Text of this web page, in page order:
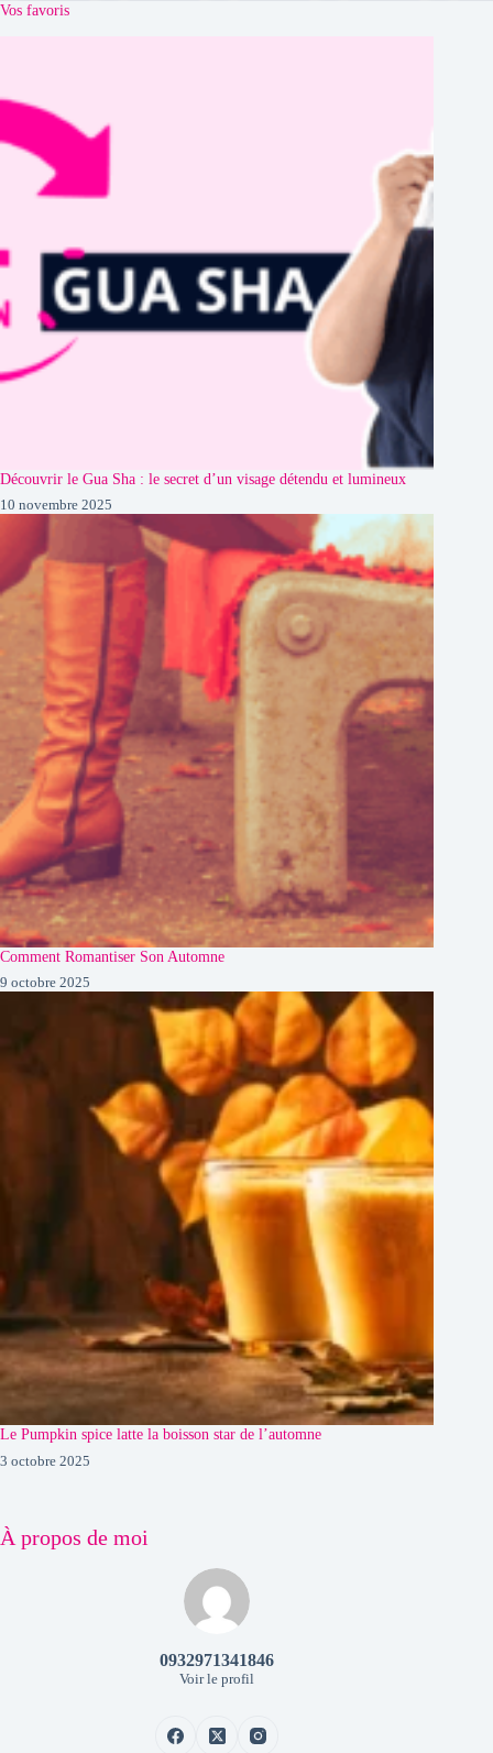
Vos favoris
Découvrir le Gua Sha : le secret d’un visage détendu et lumineux
10 novembre 2025
Comment Romantiser Son Automne
9 octobre 2025
Le Pumpkin spice latte la boisson star de l’automne
3 octobre 2025
À propos de moi
0932971341846
Voir le profil